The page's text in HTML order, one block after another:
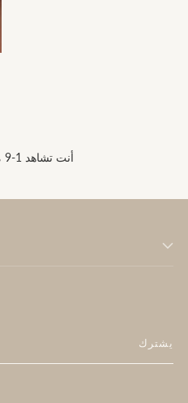
أنت تشاهد 1-9 من 9 منتجات
يشترك